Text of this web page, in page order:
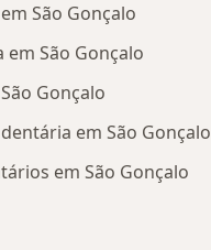
São Gonçalo
em São Gonçalo
Gonçalo
em São Gonçalo
em São Gonçalo